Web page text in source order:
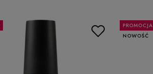
PROMOCJA
NOWOŚĆ